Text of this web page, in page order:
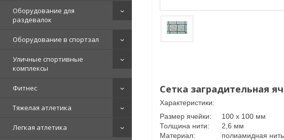
Оборудование для
раздевалок
Оборудование в спортзал
Уличные спортивные
комплексы
Фитнес
Тяжелая атлетика
Легкая атлетика
Сетка заградительная
Характеристики:
Размер ячейки: 100 х 100 мм
Толщина нити: 2,6 мм
Материал: полиамидная нить